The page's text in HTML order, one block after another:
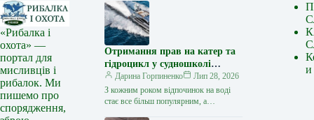
«Рибалка і
охота» —
портал для
мисливців і
рибалок. Ми
пишемо про
спорядження,
Отримання прав на катер та
гідроцикл у судношколі
«Либідь-А»: від теорії до
іспиту
Дарина Горпиненко
Лип 28, 2026
З кожним роком відпочинок на воді
стає все більш популярним, а
и